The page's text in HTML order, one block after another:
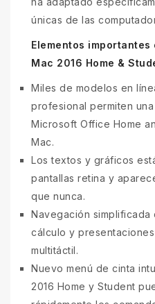
únicas de las
Elementos
Mac 2016 Home &
Miles de modelos en
profesional permiten
Microsoft Office Home
Mac.
Los textos y gráficos
pantallas retina y
que nunca.
Navegación simplificada
cálculo y
multitáctil.
Nuevo menú de cinta
2016 Home y Student